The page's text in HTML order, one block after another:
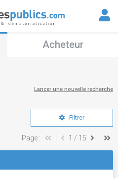
Acheteur
Lancer une nouvelle recherche
Filtrer
Page : 1 / 15